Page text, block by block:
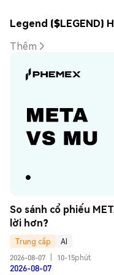
Legend ($LEGEND)
Thêm
So sánh cổ phiếu
lời hơn?
Trung cấp
AI
2026-08-07
10-15phút
2026-08-07